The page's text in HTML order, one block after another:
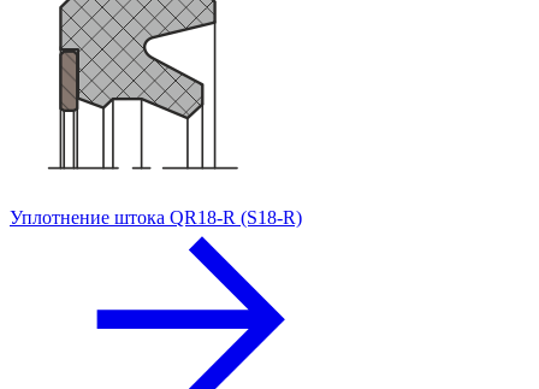
Уплотнение штока QR18-R (S18-R)